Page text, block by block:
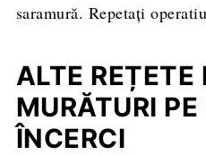
saramură. Repetați
ALTE REȚETE
MURĂTURI
ÎNCERCI